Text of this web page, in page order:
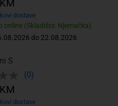
online (Skladište: Njemačka)
do 22.08.2026
dostave
S
(0)
dostave